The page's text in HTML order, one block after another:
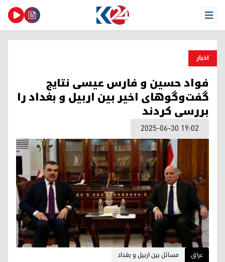
Open Menu
اخبار
فواد حسین و فارس عیسی نتایج
گفت‌وگوهای اخیر بین اربیل و بغداد را
بررسی کردند
2025-06-30 19:02
عراق مسائل بین اربیل و بغداد